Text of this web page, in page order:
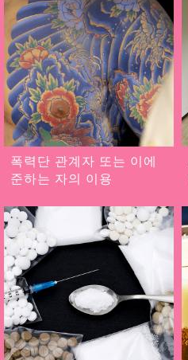
폭력단 관계자 또는 이에
준하는 자의 이용